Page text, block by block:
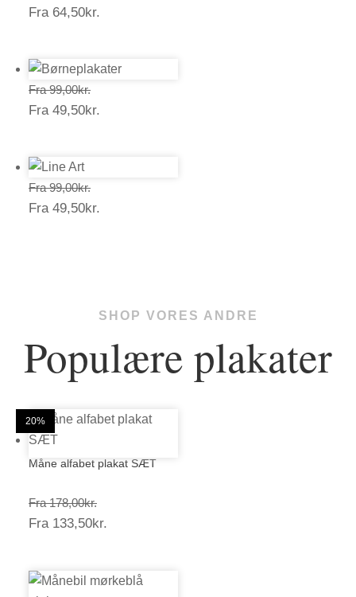
129,00kr.
Fra 64,50kr.
Fra 99,00kr.Prisinterval:
99,00kr.
Fra 49,50kr.
Fra 99,00kr.Prisinterval:
99,00kr.
Fra 49,50kr.
SHOP VORES ANDRE
Populære plakater
25%
Måne alfabet plakat SÆT
Fra 178,00kr.Prisinterval:
178,00kr.
Fra 133,50kr.
20%
20%
20%
20%
20%
20%
20%
20%
20%
20%
20%